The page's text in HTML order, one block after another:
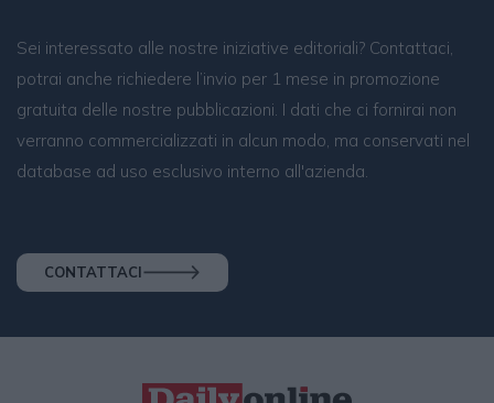
Sei interessato alle nostre iniziative editoriali? Contattaci,
potrai anche richiedere l’invio per 1 mese in promozione
gratuita delle nostre pubblicazioni. I dati che ci fornirai non
verranno commercializzati in alcun modo, ma conservati nel
database ad uso esclusivo interno all'azienda.
CONTATTACI